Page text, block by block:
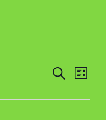
und
Suche
Liste